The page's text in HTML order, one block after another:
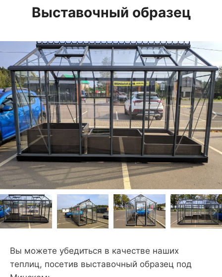
Выставочный образец
Вы можете убедиться в качестве наших
теплиц, посетив выставочный образец под